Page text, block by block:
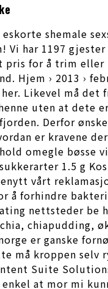
shemale
har 1197
for å trim
Hjem › 2013 ›
Likevel må
uten at
Derfor
er kravene
omegle bøsse
1.5 g
vårt
forhindre
nettsteder be
chiapudding,
er ganske
kroppen selv
Suite
at mor mi